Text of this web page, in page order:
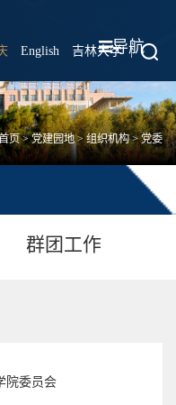
English 吉林大学 |
导航
页>党建园地>组织机构>党委
群团工作
院委员会